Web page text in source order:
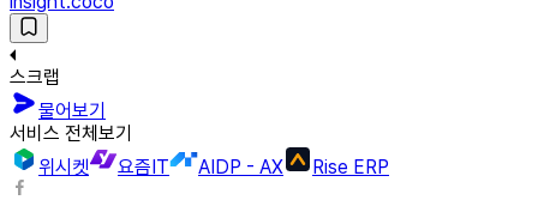
스크랩
물어보기
서비스 전체보기
위시켓
요즘IT AIDP - AX Rise ERP